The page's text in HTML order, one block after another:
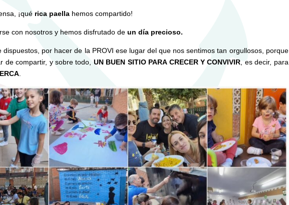
¡qué rica paella hemos compartido!
con nosotros y hemos disfrutado deun día precioso.
por hacer de la PROVI ese lugar del que nos sentimos tan orgullosos, porque
de compartir, y sobre todo, UN BUEN SITIO PARA CRECER Y CONVIVIR , es decir, para